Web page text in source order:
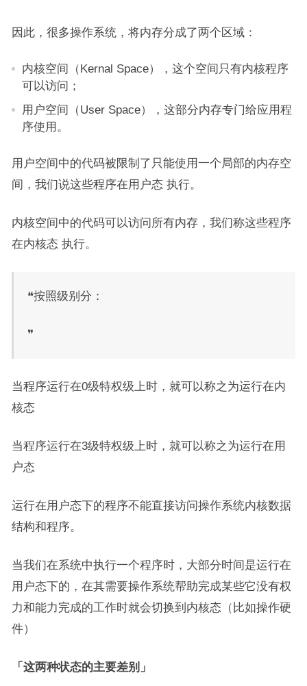
因此，很多操作系统，将内存分成了两个区域：
内核空间（Kernal Space），这个空间只有内核程序
可以访问；
用户空间（User Space），这部分内存专门给应用程
序使用。
用户空间中的代码被限制了只能使用一个局部的内存空
间，我们说这些程序在用户态 执行。
内核空间中的代码可以访问所有内存，我们称这些程序
在内核态 执行。
❝按照级别分：
❞
当程序运行在0级特权级上时，就可以称之为运行在内
核态
当程序运行在3级特权级上时，就可以称之为运行在用
户态
运行在用户态下的程序不能直接访问操作系统内核数据
结构和程序。
当我们在系统中执行一个程序时，大部分时间是运行在
用户态下的，在其需要操作系统帮助完成某些它没有权
力和能力完成的工作时就会切换到内核态（比如操作硬
件）
「这两种状态的主要差别」